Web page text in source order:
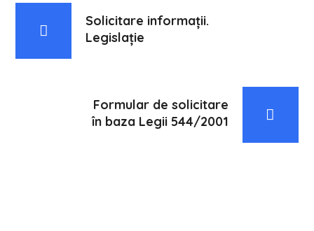
Solicitare informații.
Legislație
Formular de solicitare
în baza Legii 544/2001